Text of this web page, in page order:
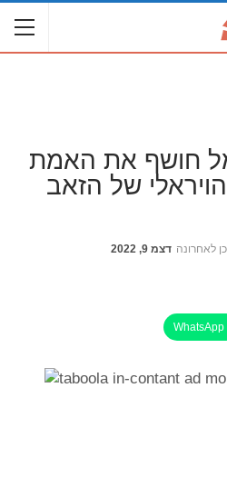
חושף את האמת
של הזאב
לאחרונה דצמ 9, 2022
WhatsApp